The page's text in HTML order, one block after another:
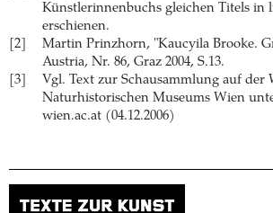
Künstlerinnenbuchs gleichen Titels in
erschienen.
[2]
Martin Prinzhorn, "Kaucyila Brooke.
Austria, Nr. 86, Graz 2004, S.13.
[3]
Vgl. Text zur Schausammlung auf der
Naturhistorischen Museums Wien
wien.ac.at (04.12.2006)